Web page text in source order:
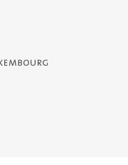
- Service